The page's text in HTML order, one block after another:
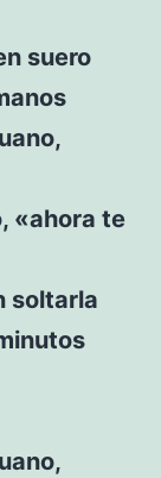
suero
«ahora te
soltarla